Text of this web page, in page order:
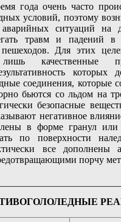
года очень часто
условий, поэтому
аварийных ситуаций на
травм и падений в
Для этих
качественные
которых
соединения, которые
бьются со льдом на
безопасные
негативное
в форме гранул или
по поверхности
все дополнены
порчу